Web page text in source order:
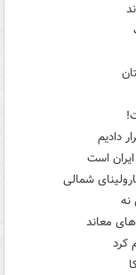
دادیم
است
شمالی
نه
معاند
کرد